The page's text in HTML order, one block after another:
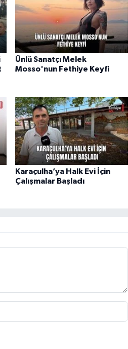
Ünlü Sanatçı Melek
Mosso'nun Fethiye Keyfi
Karaçulha’ya Halk Evi İçin
Çalışmalar Başladı